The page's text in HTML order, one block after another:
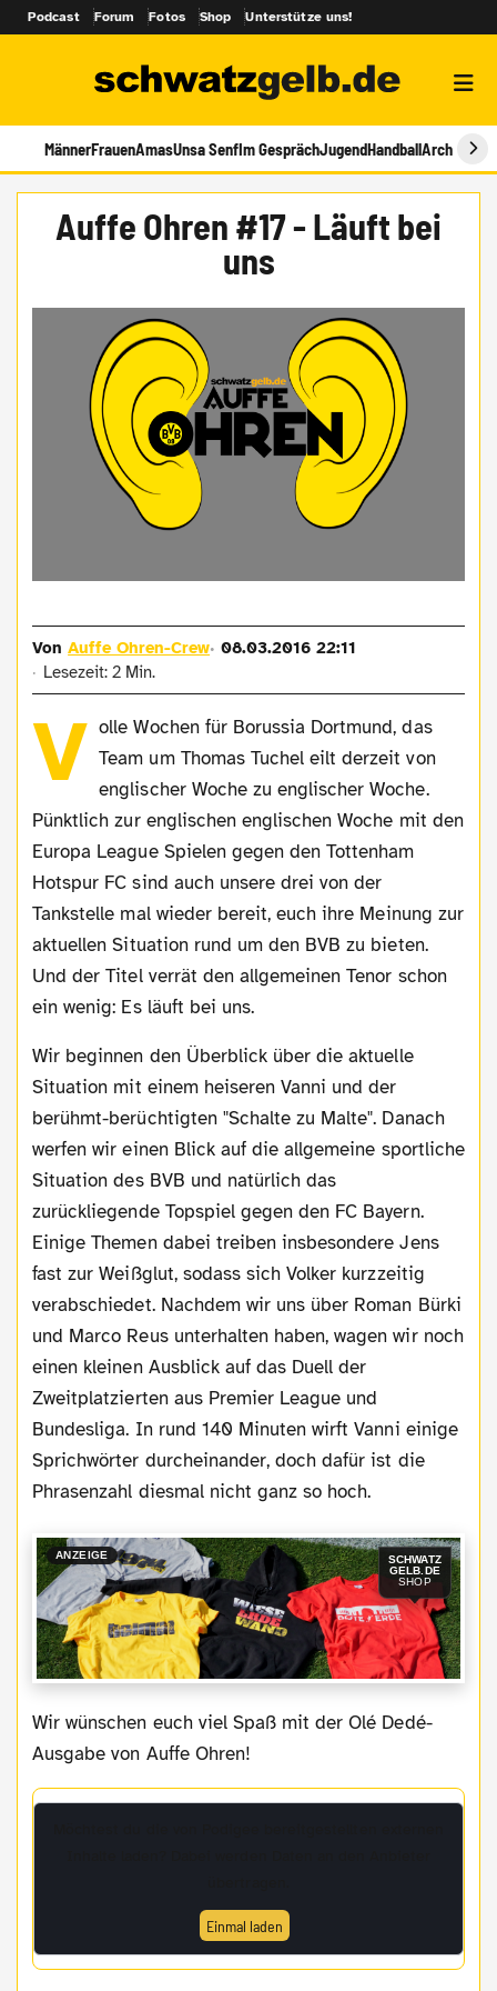
Podcast Forum Fotos Shop Unterstütze uns!
MännerFrauenAmasUnsa SenfIm GesprächJugendHandballArchiv
Auffe Ohren #17 - Läuft bei
uns
VonAuffe Ohren-Crew 08.03.2016 22:11
Lesezeit: 2 Min.
V olle Wochen für Borussia Dortmund, das
Team um Thomas Tuchel eilt derzeit von
englischer Woche zu englischer Woche.
Pünktlich zur englischen englischen Woche mit den
Europa League Spielen gegen den Tottenham
Hotspur FC sind auch unsere drei von der
Tankstelle mal wieder bereit, euch ihre Meinung zur
aktuellen Situation rund um den BVB zu bieten.
Und der Titel verrät den allgemeinen Tenor schon
ein wenig: Es läuft bei uns.
Wir beginnen den Überblick über die aktuelle
Situation mit einem heiseren Vanni und der
berühmt-berüchtigten "Schalte zu Malte". Danach
werfen wir einen Blick auf die allgemeine sportliche
Situation des BVB und natürlich das
zurückliegende Topspiel gegen den FC Bayern.
Einige Themen dabei treiben insbesondere Jens
fast zur Weißglut, sodass sich Volker kurzzeitig
verabschiedet. Nachdem wir uns über Roman Bürki
und Marco Reus unterhalten haben, wagen wir noch
einen kleinen Ausblick auf das Duell der
Zweitplatzierten aus Premier League und
Bundesliga. In rund 140 Minuten wirft Vanni einige
Sprichwörter durcheinander, doch dafür ist die
Phrasenzahl diesmal nicht ganz so hoch.
ANZEIGE
SCHWATZ
GELB.DE
SHOP
Wir wünschen euch viel Spaß mit der Olé Dedé-
Ausgabe von Auffe Ohren!
Einmal laden